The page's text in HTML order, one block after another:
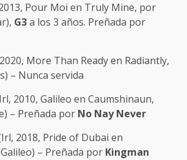
Pour Moi en Truly Mine, por
G3a los 3 años. Preñada por
More Than Ready en Radiantly,
– Nunca servida
2010, Galileo en Caumshinaun,
– Preñada por No Nay Never
2018, Pride of Dubai en
– Preñada por Kingman